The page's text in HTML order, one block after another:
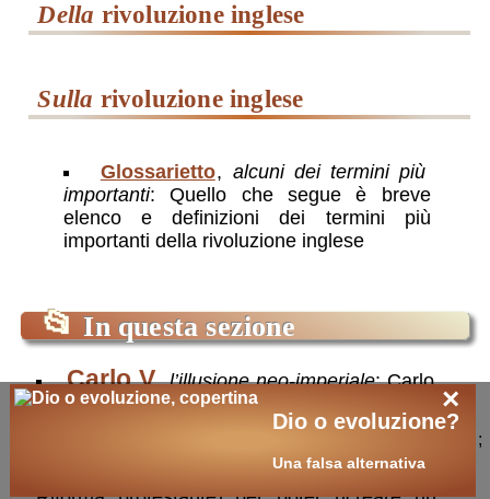
della rivoluzione inglese
sulla rivoluzione inglese
Glossarietto, alcuni dei termini più
importanti: Quello che segue è breve
elenco e definizioni dei termini più
importanti della rivoluzione inglese
📂 In questa sezione
Carlo V, l’illusione neo-imperiale: Carlo
V si trovò nelle mani dei domini vastissimi (su
cui “non tramontava mai il sole”), ma ormai le
(senza contare la frattura creatasi con la
×
Dio o evoluzione?
Una falsa alternativa
;